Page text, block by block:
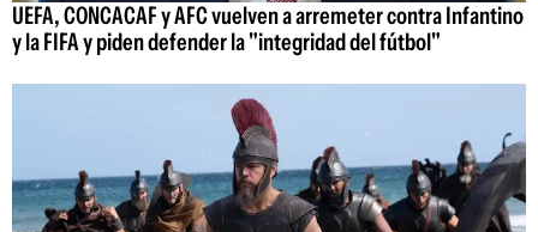
UEFA, CONCACAF y AFC vuelven a arremeter contra Infantino
y la FIFA y piden defender la "integridad del fútbol"